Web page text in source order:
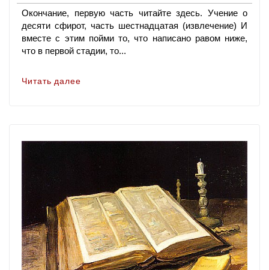
Окончание, первую часть читайте здесь. Учение о
десяти сфирот, часть шестнадцатая (извлечение) И
вместе с этим пойми то, что написано равом ниже,
что в первой стадии, то...
Читать далее